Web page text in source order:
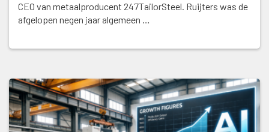
CEO van metaalproducent 247TailorSteel. Ruijters was de
afgelopen negen jaar algemeen …